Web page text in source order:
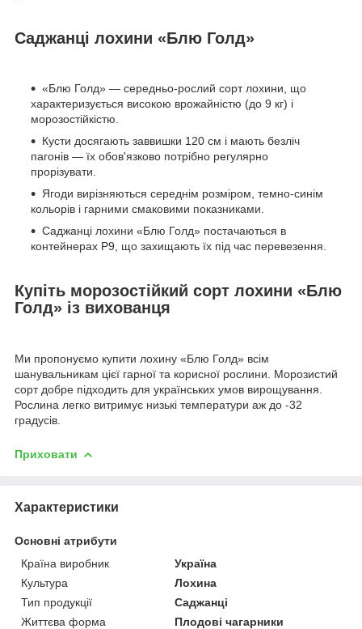
Саджанці лохини «Блю Голд»
«Блю Голд» — середньо-рослий сорт лохини, що
характеризується високою врожайністю (до 9 кг) і
морозостійкістю.
Кусти досягають заввишки 120 см і мають безліч
пагонів — їх обов'язково потрібно регулярно
прорізувати.
Ягоди вирізняються середнім розміром, темно-синім
кольорів і гарними смаковими показниками.
Саджанці лохини «Блю Голд» постачаються в
контейнерах P9, що захищають їх під час перевезення.
Купіть морозостійкий сорт лохини «Блю
Голд» із вихованця
Ми пропонуємо купити лохину «Блю Голд» всім
шанувальникам цієї гарної та корисної рослини. Морозистий
сорт добре підходить для українських умов вирощування.
Рослина легко витримує низькі температури аж до -32
градусів.
Приховати
Характеристики
Основні атрибути
Країна виробник
Україна
Культура
Лохина
Тип продукції
Саджанці
Життєва форма
Плодові чагарники